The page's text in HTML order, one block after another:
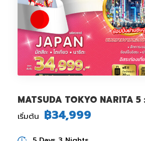
MATSUDA TOKYO NARITA
เริ่มต้น ฿34,999